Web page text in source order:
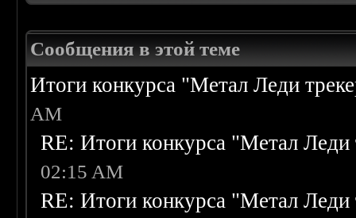
Сообщения в этой теме
Итоги конкурса "Метал Леди
AM
RE: Итоги конкурса "Метал Леди
02:15 AM
RE: Итоги конкурса "Метал Леди